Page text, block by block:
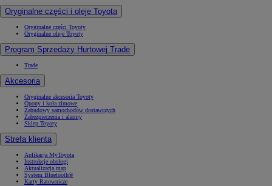
Oryginalne części i oleje Toyota
Oryginalne części Toyoty
Oryginalne oleje Toyoty
Program Sprzedaży Hurtowej Trade
Trade
Akcesoria
Oryginalne akcesoria Toyoty
Opony i koła zimowe
Zabudowy samochodów dostawczych
Zabezpieczenia i alarmy
Sklep Toyoty
Strefa klienta
Aplikacja MyToyota
Instrukcje obsługi
Aktualizacja map
System Bluetooth®
Karty Ratownicze